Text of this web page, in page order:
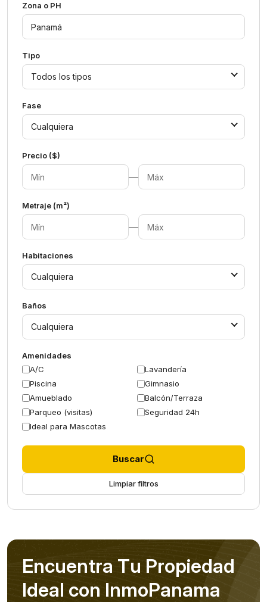
Zona o PH
Tipo
Todos los tipos
Fase
Cualquiera
Precio ($)
—
Metraje (m²)
—
Habitaciones
Cualquiera
Baños
Cualquiera
Amenidades
A/C
Lavandería
Piscina
Gimnasio
Amueblado
Balcón/Terraza
Parqueo (visitas)
Seguridad 24h
Ideal para Mascotas
Buscar
Limpiar filtros
Encuentra Tu Propiedad
Ideal con InmoPanama